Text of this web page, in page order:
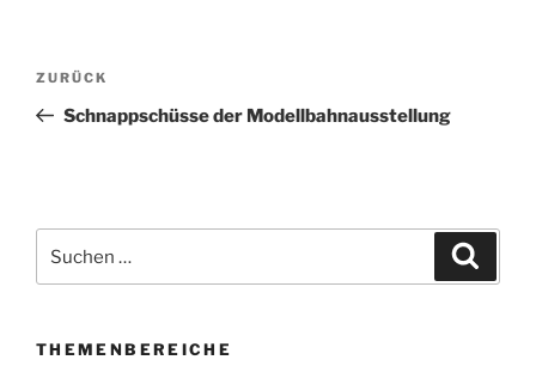
Beitragsnavigation
Vorheriger
Beitrag
ZURÜCK
Schnappschüsse der Modellbahnausstellung
nach:
THEMENBEREICHE